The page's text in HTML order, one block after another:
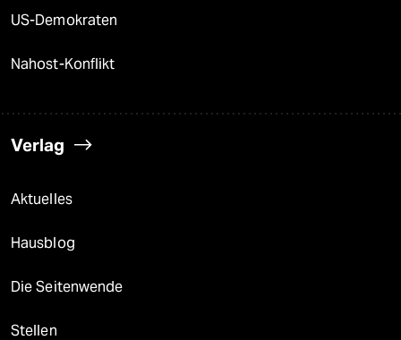
US-Demokraten
Nahost-Konflikt
Verlag
Aktuelles
Hausblog
Die Seitenwende
Stellen